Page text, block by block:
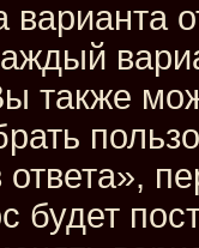
также
будет